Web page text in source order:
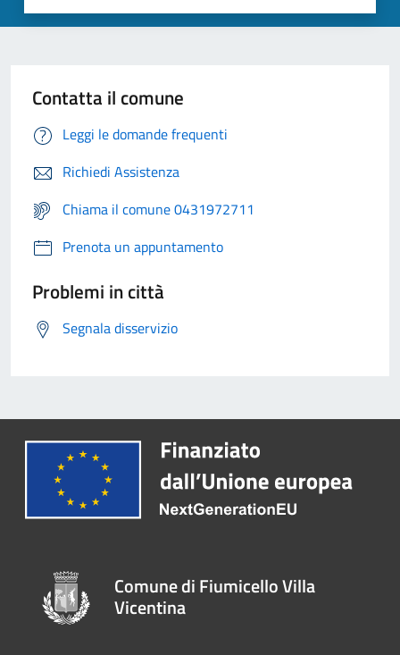
Contatta il comune
Leggi le domande frequenti
Richiedi Assistenza
Chiama il comune 0431972711
Prenota un appuntamento
Problemi in città
Segnala disservizio
Comune di Fiumicello Villa
Vicentina